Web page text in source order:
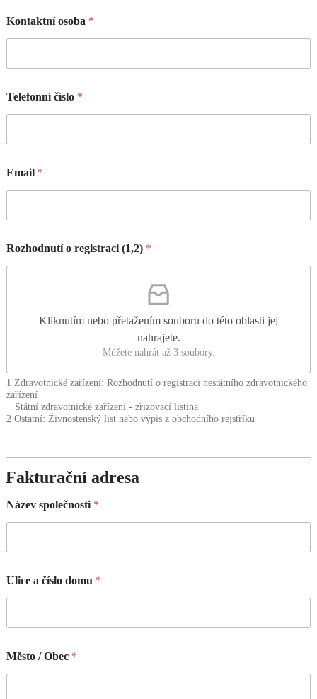
Kontaktní osoba *
Telefonní číslo *
Email *
Rozhodnutí o registraci (1,2) *
Kliknutím nebo přetažením souboru do této oblasti jej
nahrajete.
Můžete nahrát až 3 soubory.
1 Zdravotnické zařízení: Rozhodnutí o registraci nestátního zdravotnického
zařízení
Státní zdravotnické zařízení - zřizovací listina
2 Ostatní: Živnostenský list nebo výpis z obchodního rejstříku
Fakturační adresa
Název společnosti *
Ulice a číslo domu *
Město / Obec *